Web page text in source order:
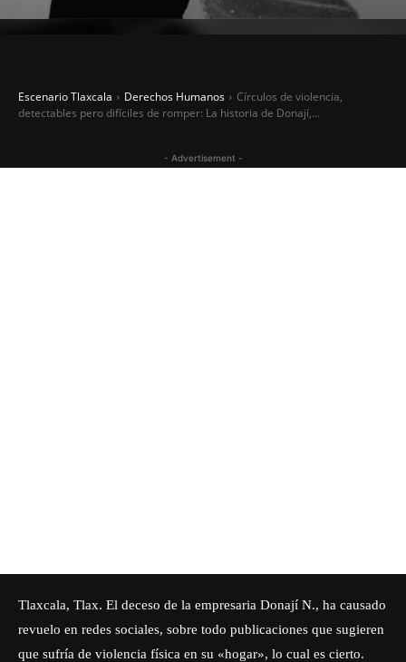
Escenario Tlaxcala Derechos Humanos
Círculos de violencia,
detectables pero difíciles de romper: La historia de Donají,...
- Advertisement -
Tlaxcala, Tlax. El deceso de la empresaria Donají N., ha causado
revuelo en redes sociales, sobre todo publicaciones que sugieren
que sufría de violencia física en su «hogar», lo cual es cierto.